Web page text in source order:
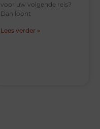
voor uw volgende reis?
Dan loont
Lees verder »